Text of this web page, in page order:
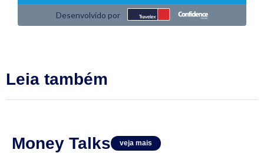
Leia também
Money Talks veja mais